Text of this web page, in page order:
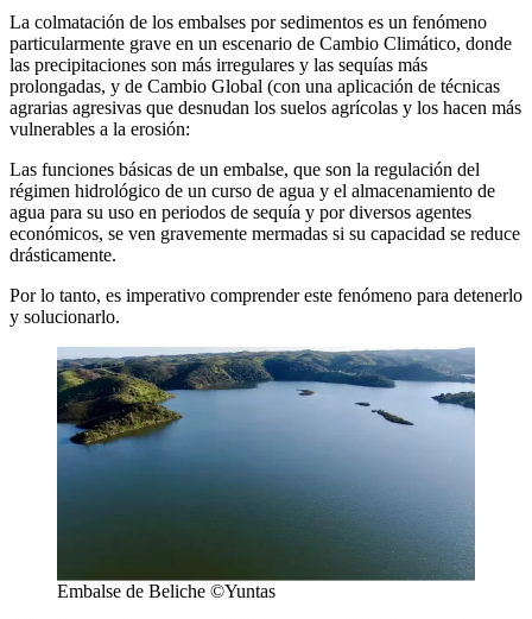
La colmatación de los embalses por sedimentos es un fenómeno
particularmente grave en un escenario de Cambio Climático, donde
las precipitaciones son más irregulares y las sequías más
prolongadas, y de Cambio Global (con una aplicación de técnicas
agrarias agresivas que desnudan los suelos agrícolas y los hacen más
vulnerables a la erosión:
Las funciones básicas de un embalse, que son la regulación del
régimen hidrológico de un curso de agua y el almacenamiento de
agua para su uso en periodos de sequía y por diversos agentes
económicos, se ven gravemente mermadas si su capacidad se reduce
drásticamente.
Por lo tanto, es imperativo comprender este fenómeno para detenerlo
y solucionarlo.
Embalse de Beliche ©Yuntas